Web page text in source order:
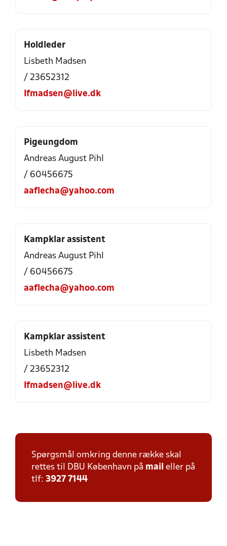
Holdleder
Lisbeth Madsen
/ 23652312
lfmadsen@live.dk
Pigeungdom
Andreas August Pihl
/ 60456675
aaflecha@yahoo.com
Kampklar assistent
Andreas August Pihl
/ 60456675
aaflecha@yahoo.com
Kampklar assistent
Lisbeth Madsen
/ 23652312
lfmadsen@live.dk
Spørgsmål omkring denne række skal
rettes til DBU København på mail eller på
tlf: 3927 7144